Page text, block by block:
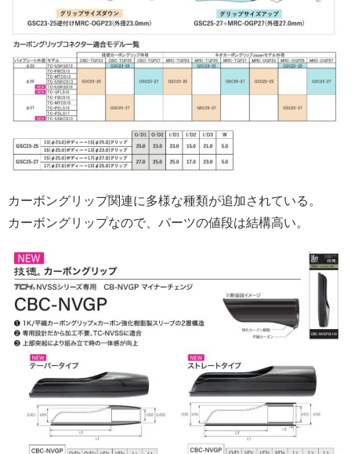
カーボングリップ関連に多様な種類が追加されている。
カーボングリップなので、パーツの値段は結構高い。